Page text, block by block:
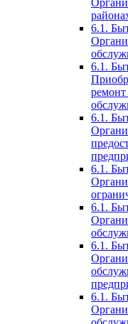
6.1.
6.1.
ремонт
6.1.
6.1.
6.1.
6.1.
6.1.